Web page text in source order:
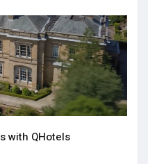
with QHotels